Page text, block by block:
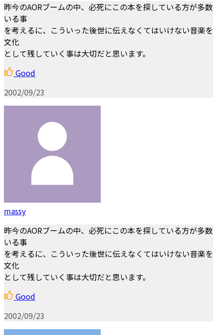
昨今のAORブームの中、必死にこの本を探している方が多数
いる事
を考えるに、こういった後世に伝えなくてはいけない音楽を
文化
として残していく事は大切だと思います。
Good
2002/09/23
massy
昨今のAORブームの中、必死にこの本を探している方が多数
いる事
を考えるに、こういった後世に伝えなくてはいけない音楽を
文化
として残していく事は大切だと思います。
Good
2002/09/23